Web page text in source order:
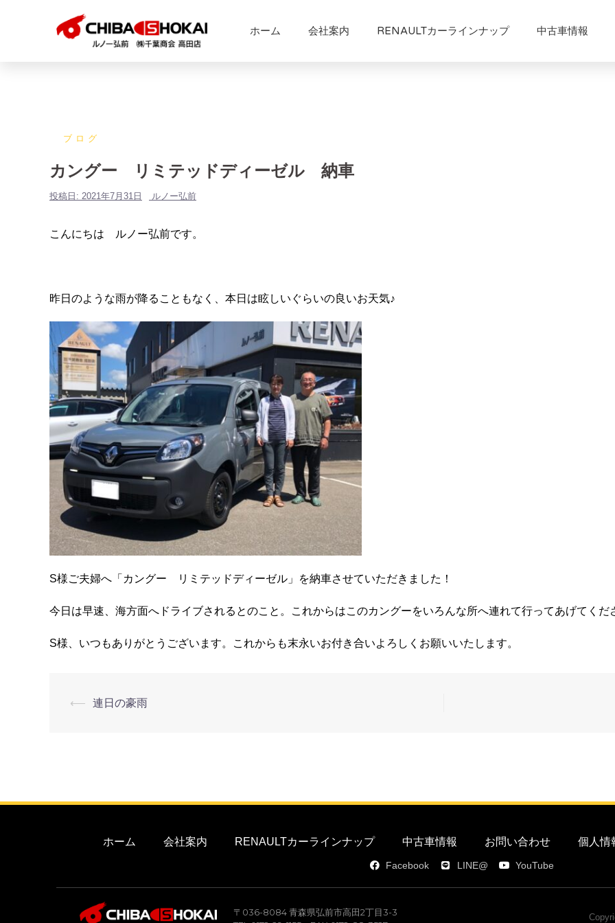
ホーム 会社案内 RENAULTカーラインナップ 中古車情報
ブログ
カングー リミテッドディーゼル 納車
投稿日: 2021年7月31日 ルノー弘前
こんにちは ルノー弘前です。
昨日のような雨が降ることもなく、本日は眩しいぐらいの良いお天気♪
S様ご夫婦へ「カングー リミテッドディーゼル」を納車させていただきました！
今日は早速、海方面へドライブされるとのこと。これからはこのカングーをいろんな所へ連れて行ってあげてくだ
S様、いつもありがとうございます。これからも末永いお付き合いよろしくお願いいたします。
⟵ 連日の豪雨
ホーム 会社案内 RENAULTカーラインナップ 中古車情報 お問い合わせ 個人情
Facebook LINE@ YouTube
〒036-8084 青森県弘前市高田2丁目3-3